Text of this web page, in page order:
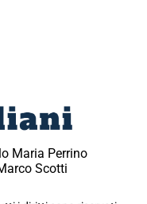
Maria Perrino
Scotti